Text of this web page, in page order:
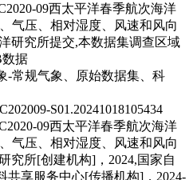
09西太平洋春季航次海洋
气压、相对湿度、风速和风向
研究所提交,本数据集调查区域
数据
-常规气象、原始数据集、科
S01.20241018105434
09西太平洋春季航次海洋
气压、相对湿度、风速和风向
究所[创建机构]，2024,国家自
共享服务中心[传播机构]，2024-